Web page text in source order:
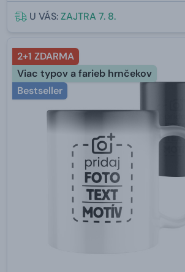
U VÁS:ZAJTRA 7. 8.
2+1 ZDARMA
Viac typov a farieb hrnčekov
Bestseller